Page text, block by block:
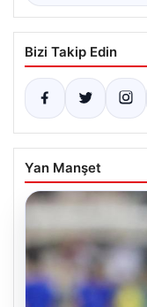
Bizi Takip Edin
Yan Manşet